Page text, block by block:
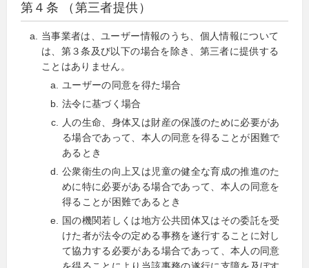
第４条 （第三者提供）
当事業者は、ユーザー情報のうち、個人情報について
は、第３条及び以下の場合を除き、第三者に提供する
ことはありません。
ユーザーの同意を得た場合
法令に基づく場合
人の生命、身体又は財産の保護のために必要があ
る場合であって、本人の同意を得ることが困難で
あるとき
公衆衛生の向上又は児童の健全な育成の推進のた
めに特に必要がある場合であって、本人の同意を
得ることが困難であるとき
国の機関若しくは地方公共団体又はその委託を受
けた者が法令の定める事務を遂行することに対し
て協力する必要がある場合であって、本人の同意